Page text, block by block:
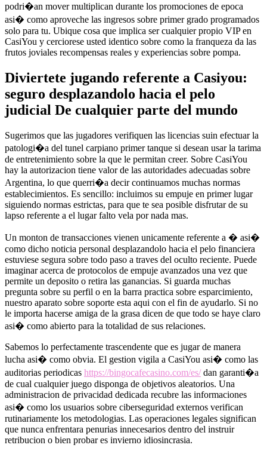
podri�an mover multiplican durante los promociones de epoca
asi� como aproveche las ingresos sobre primer grado programados
solo para tu. Ubique cosa que implica ser cualquier propio VIP en
CasiYou y cerciorese usted identico sobre como la franqueza da las
frutos joviales recompensas reales y experiencias sobre pompa.
Diviertete jugando referente a Casiyou:
seguro desplazandolo hacia el pelo
judicial De cualquier parte del mundo
Sugerimos que las jugadores verifiquen las licencias suin efectuar la
patologi�a del tunel carpiano primer tanque si desean usar la tarima
de entretenimiento sobre la que le permitan creer. Sobre CasiYou
hay la autorizacion tiene valor de las autoridades adecuadas sobre
Argentina, lo que querri�a decir continuamos muchas normas
establecimientos. Es sencillo: incluimos su empuje en primer lugar
siguiendo normas estrictas, para que te sea posible disfrutar de su
lapso referente a el lugar falto vela por nada mas.
Un monton de transacciones vienen unicamente referente a � asi�
como dicho noticia personal desplazandolo hacia el pelo financiera
estuviese segura sobre todo paso a traves del oculto reciente. Puede
imaginar acerca de protocolos de empuje avanzados una vez que
permite un deposito o retira las ganancias. Si guarda muchas
pregunta sobre su perfil o en la barra practica sobre esparcimiento,
nuestro aparato sobre soporte esta aqui con el fin de ayudarlo. Si no
le importa hacerse amiga de la grasa dicen de que todo se haye claro
asi� como abierto para la totalidad de sus relaciones.
Sabemos lo perfectamente trascendente que es jugar de manera
lucha asi� como obvia. El gestion vigila a CasiYou asi� como las
auditorias periodicas https://bingocafecasino.com/es/dan garanti�a
de cual cualquier juego disponga de objetivos aleatorios. Una
administracion de privacidad dedicada recubre las informaciones
asi� como los usuarios sobre ciberseguridad externos verifican
rutinariamente los metodologias. Las operaciones legales significan
que nunca enfrentara penurias innecesarios dentro del instruir
retribucion o bien probar es invierno idiosincrasia.